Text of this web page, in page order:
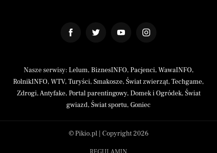
Nasze serwisy: Lelum, BiznesINFO, Pacjenci, WawaINFO,
RolnikINFO, WTV, Turyści, Smakosze, Świat zwierząt, Techgame,
Zdrogi,Antyfake, Portal parentingowy, Domek i Ogródek, Świat
gwiazd, Świat sportu, Goniec
© Pikio.pl | Copyright 2026